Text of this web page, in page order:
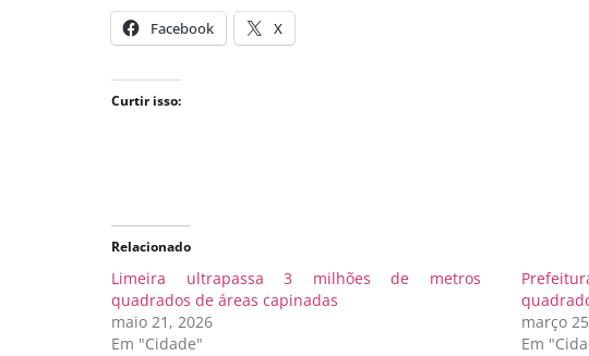
Facebook X
Curtir isso:
Relacionado
Limeira ultrapassa 3 milhões de metros
quadrados de áreas capinadas
maio 21, 2026
Em "Cidade"
março
Em